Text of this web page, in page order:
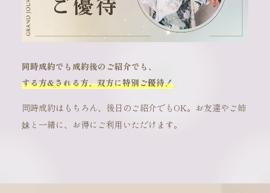
同時成約でも成約後のご紹介でも、
する方&される方、双方に特別ご優待！
同時成約はもちろん、後日のご紹介でもOK。お友達やご姉
妹と一緒に、お得にご利用いただけます。